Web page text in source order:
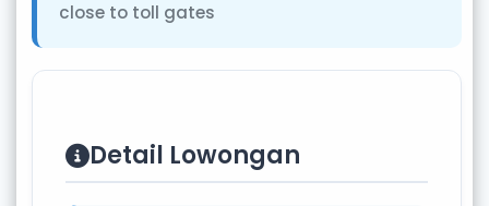
close to toll gates
Detail Lowongan